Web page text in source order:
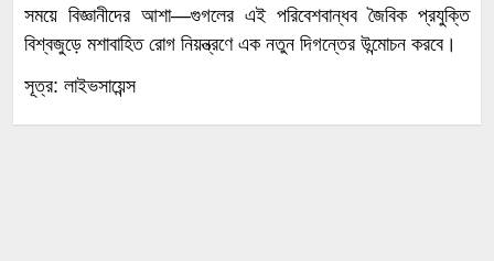
সময়ে বিজ্ঞানীদের আশা—গুগলের এই পরিবেশবান্ধব জৈবিক প্রযুক্তি
বিশ্বজুড়ে মশাবাহিত রোগ নিয়ন্ত্রণে এক নতুন দিগন্তের উন্মোচন করবে।
সূত্র: লাইভসায়েন্স